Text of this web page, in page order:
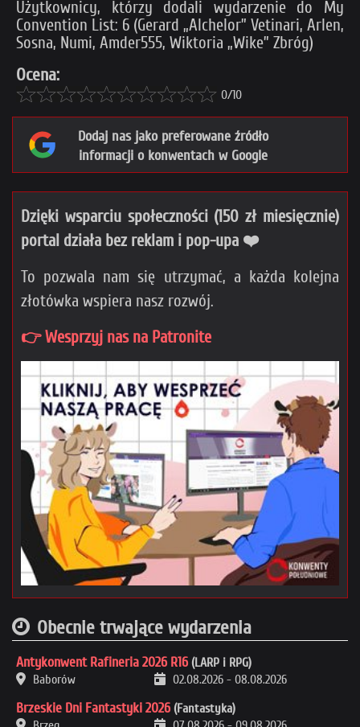
Użytkownicy, którzy dodali wydarzenie do My
Convention List: 6 (Gerard „Alchelor” Vetinari, Arlen,
Sosna, Numiㅤ, Amder555, Wiktoria „Wike” Zbróg)
Ocena:
0/10
Dodaj nas jako preferowane źródło
informacji o konwentach w Google
Dzięki wsparciu społeczności (150 zł miesięcznie)
portal działa bez reklam i pop-upa ❤️
To pozwala nam się utrzymać, a każda kolejna
złotówka wspiera nasz rozwój.
👉 Wesprzyj nas na Patronite
Obecnie trwające wydarzenia
Antykonwent Rafineria 2026 R16 (LARP i RPG)
Baborów
02.08.2026 - 08.08.2026
Brzeskie Dni Fantastyki 2026 (Fantastyka)